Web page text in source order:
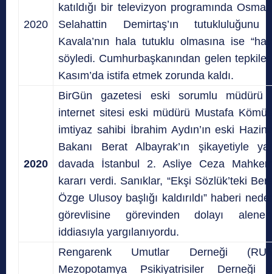
2020
katıldığı bir televizyon programında
Selahattin Demirtaş’ın tutukluluğunu
Kavala’nın hala tutuklu olmasına ise
söyledi. Cumhurbaşkanından gelen
Kasım’da istifa etmek zorunda kaldı.
2020
BirGün gazetesi eski sorumlu müdürü
internet sitesi eski müdürü Mustafa
imtiyaz sahibi İbrahim Aydın’ın eski
Bakanı Berat Albayrak’ın şikayetiyle
davada İstanbul 2. Asliye Ceza
kararı verdi. Sanıklar, “Ekşi Sözlük’teki
Özge Ulusoy başlığı kaldırıldı” haberi
görevlisine görevinden dolayı
iddiasıyla yargılanıyordu.
Rengarenk Umutlar Derneği
Mezopotamya Psikiyatrisiler Derneği